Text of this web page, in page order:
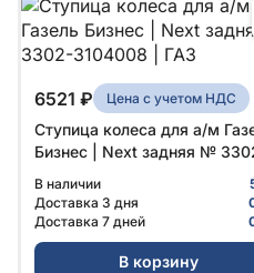
6521 ₽ Цена с учетом НДС
Ступица колеса для а/м
Бизнес | Next задняя №
В наличии
Доставка 3 дня
Доставка 7 дней
В корзину